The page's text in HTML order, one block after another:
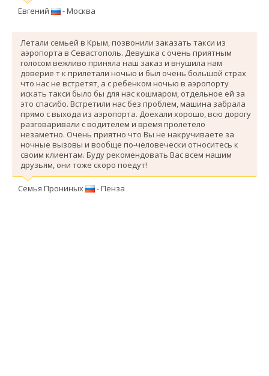
Евгений - Москва
Летали семьей в Крым, позвонили заказать такси из
аэропорта в Севастополь. Девушка с очень приятным
голосом вежливо приняла наш заказ и внушила нам
доверие т к прилетали ночью и был очень большой страх
что нас не встретят, а с ребенком ночью в аэропорту
искать такси было бы для нас кошмаром, отдельное ей за
это спасибо. Вcтретили нас без проблем, машина забрала
прямо с выхода из аэропорта. Доехали хорошо, всю дорогу
разговаривали с водителем и время пролетело
незаметно. Очень приятно что Вы не накручиваете за
ночные вызовы и вообще по-человечески относитесь к
своим клиентам. Буду рекомендовать Вас всем нашим
друзьям, они тоже скоро поедут!
Семья Прониных - Пенза